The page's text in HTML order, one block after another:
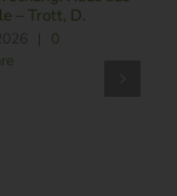
von KI – Butler,
J./ Becking,